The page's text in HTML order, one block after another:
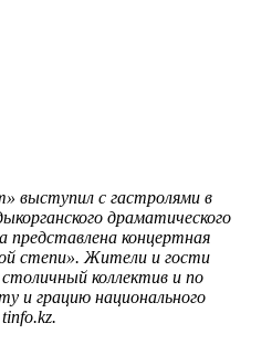
выступил с гастролями в
драматического
концертная
степи». Жители и гости
коллектив и по
и грацию национального